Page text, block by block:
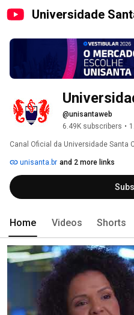
Universidade
@unisantaweb
6.49K subscribers •
Canal Oficial da Universidade Santa
unisanta.br and 2 more links
Home Videos Shorts